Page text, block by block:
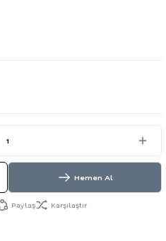
Hemen Al
Paylaş Karşılaştır